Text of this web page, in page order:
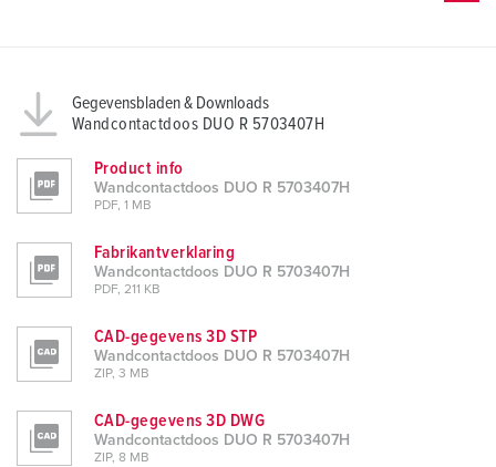
Gegevensbladen & Downloads
Wandcontactdoos DUO R 5703407H
Product info
Wandcontactdoos DUO R 5703407H
PDF, 1 MB
Fabrikantverklaring
Wandcontactdoos DUO R 5703407H
PDF, 211 KB
CAD-gegevens 3D STP
Wandcontactdoos DUO R 5703407H
ZIP, 3 MB
CAD-gegevens 3D DWG
Wandcontactdoos DUO R 5703407H
ZIP, 8 MB